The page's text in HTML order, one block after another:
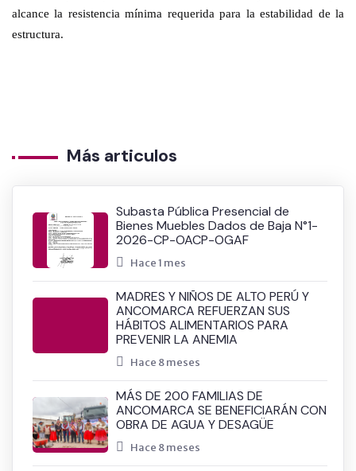
alcance la resistencia mínima requerida para la estabilidad de la
estructura.
Más articulos
Subasta Pública Presencial de
Bienes Muebles Dados de Baja N°1-
2026-CP-OACP-OGAF
Hace 1 mes
MADRES Y NIÑOS DE ALTO PERÚ Y
ANCOMARCA REFUERZAN SUS
HÁBITOS ALIMENTARIOS PARA
PREVENIR LA ANEMIA
Hace 8 meses
MÁS DE 200 FAMILIAS DE
ANCOMARCA SE BENEFICIARÁN CON
OBRA DE AGUA Y DESAGÜE
Hace 8 meses